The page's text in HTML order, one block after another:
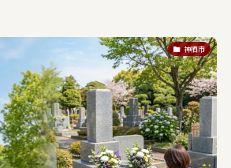
神栖市